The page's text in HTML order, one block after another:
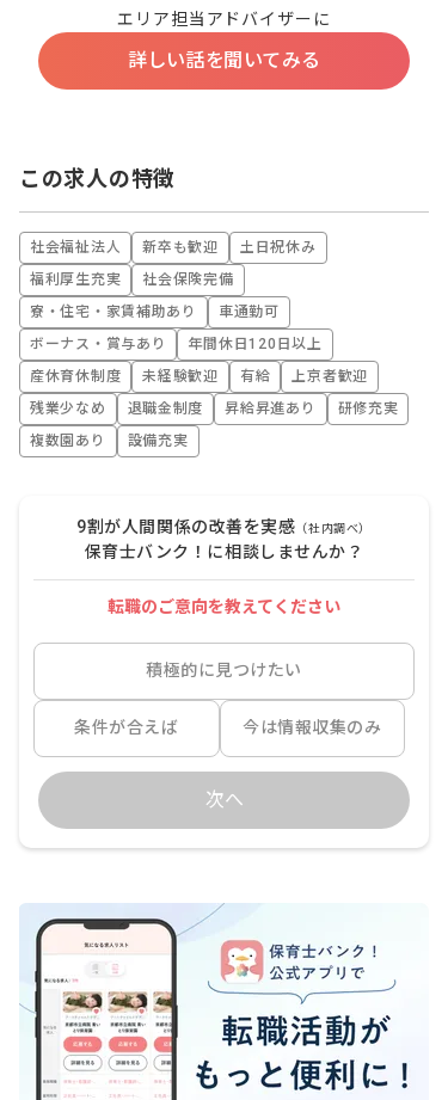
エリア担当アドバイザーに
詳しい話を聞いてみる
この求人の特徴
社会福祉法人 新卒も歓迎
土日祝休み
福利厚生充実
社会保険完備
寮・住宅・家賃補助あり
車通勤可
ボーナス・賞与あり
年間休日120日以上
産休育休制度
未経験歓迎 有給
上京者歓迎
残業少なめ
退職金制度 昇給昇進あり
研修充実
複数園あり
設備充実
9割が人間関係の改善を実感 （社内調べ）
保育士バンク！に相談しませんか？
転職のご意向を教えてください
積極的に見つけたい
条件が合えば 今は情報収集のみ
次へ